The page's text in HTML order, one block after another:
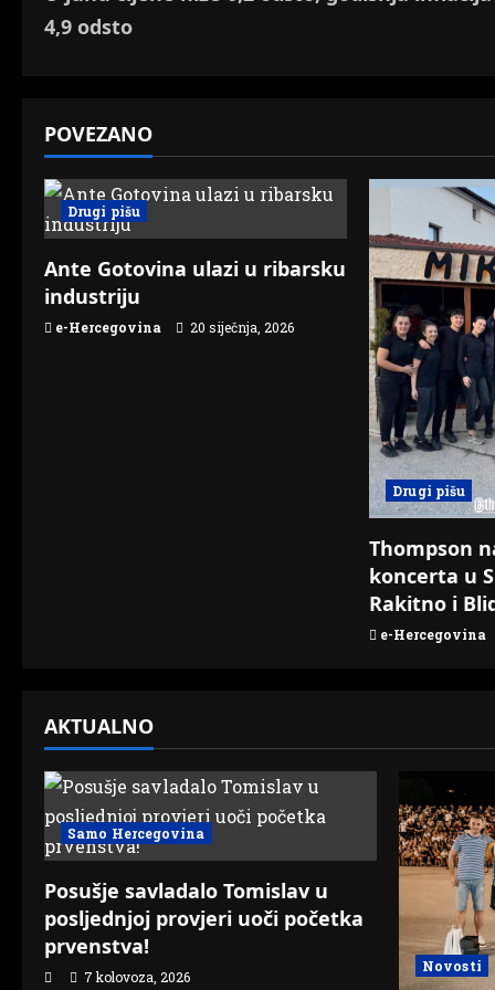
o
n
a
v
i
g
4,9 odsto
POVEZANO
Drugi pišu
Ante Gotovina ulazi u ribarsku
industriju
e-Hercegovina 20 siječnja, 2026
Drugi pišu
Thompson
koncerta u
Rakitno i
e-Hercegovina
AKTUALNO
Samo Hercegovina
Posušje savladalo Tomislav u
posljednjoj provjeri uoči početka
prvenstva!
7 kolovoza, 2026
Novosti